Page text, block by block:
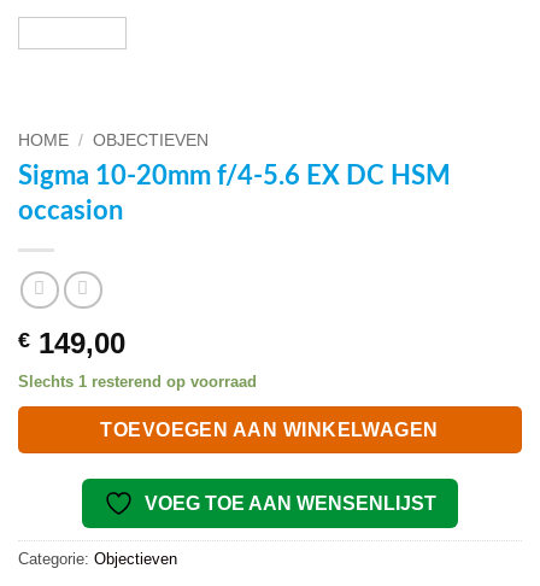
HOME / OBJECTIEVEN
Sigma 10-20mm f/4-5.6 EX DC HSM
occasion
€ 149,00
Slechts 1 resterend op voorraad
TOEVOEGEN AAN WINKELWAGEN
VOEG TOE AAN WENSENLIJST
Categorie: Objectieven